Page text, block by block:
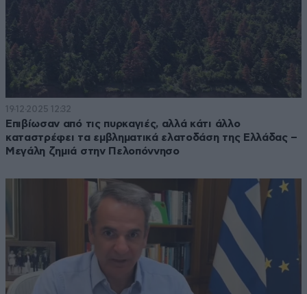
19·12·2025 12:32
Επιβίωσαν από τις πυρκαγιές, αλλά κάτι άλλο
καταστρέφει τα εμβληματικά ελατοδάση της Ελλάδας –
Μεγάλη ζημιά στην Πελοπόννησο